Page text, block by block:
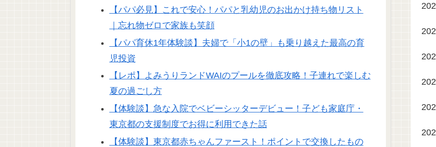
【パパ必見】これで安心！パパと乳幼児のお出かけ持ち物リスト
｜忘れ物ゼロで家族も笑顔
【パパ育休1年体験談】夫婦で「小1の壁」も乗り越えた最高の育
児投資
【レポ】よみうりランドWAIのプールを徹底攻略！子連れで楽しむ
夏の過ごし方
【体験談】急な入院でベビーシッターデビュー！子ども家庭庁・
東京都の支援制度でお得に利用できた話
【体験談】東京都赤ちゃんファースト！ポイントで交換したもの